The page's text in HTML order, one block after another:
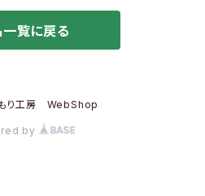
覧に戻る
り工房 WebShop
by